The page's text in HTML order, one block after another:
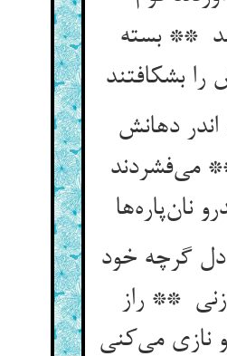
** بسته
اندر دهانش
می‌فشردند
گرچه خود
** راز